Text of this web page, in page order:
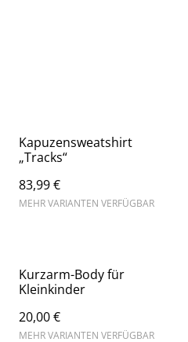
Kapuzensweatshirt
„Tracks“
83,99 €
MEHR VARIANTEN VERFÜGBAR
Kurzarm-Body für
Kleinkinder
20,00 €
MEHR VARIANTEN VERFÜGBAR